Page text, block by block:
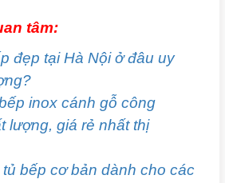
tâm:
đẹp tại Hà Nội ở đâu uy
inox cánh gỗ công
lượng, giá rẻ nhất thị
bếp cơ bản dành cho các